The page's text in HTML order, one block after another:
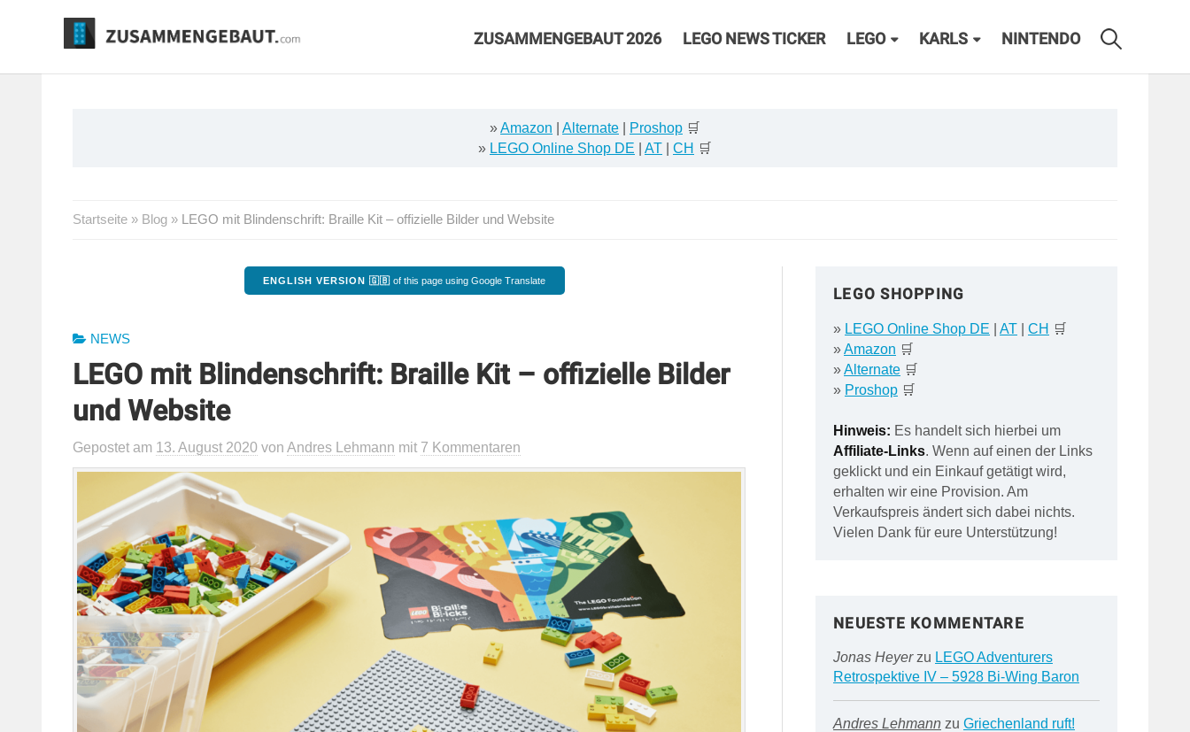
ZUSAMMENGEBAUT 2026 LEGO NEWS TICKER LEGO KARLS NINTENDO
»Amazon Alternate Proshop 🛒
» LEGO Online Shop DE AT CH 🛒
Startseite » Blog » LEGO mit Blindenschrift: Braille Kit – offizielle Bilder und Website
ENGLISH VERSION 🇬🇧 of this page using Google Translate
NEWS
LEGO mit Blindenschrift: Braille Kit – offizielle Bilder
und Website
Gepostet am 13. August 2020 von Andres Lehmann mit 7 Kommentaren
LEGO SHOPPING
» LEGO Online Shop DE AT| CH 🛒
»Amazon 🛒
»Alternate🛒
» Proshop🛒
Hinweis: Es handelt sich hierbei um
Affiliate-Links. Wenn auf einen der Links
geklickt und ein Einkauf getätigt wird,
erhalten wir eine Provision. Am
Verkaufspreis ändert sich dabei nichts.
Vielen Dank für eure Unterstützung!
NEUESTE KOMMENTARE
Jonas Heyerzu LEGO Adventurers
Retrospektive IV – 5928 Bi-Wing Baron
Andres Lehmannzu Griechenland ruft!